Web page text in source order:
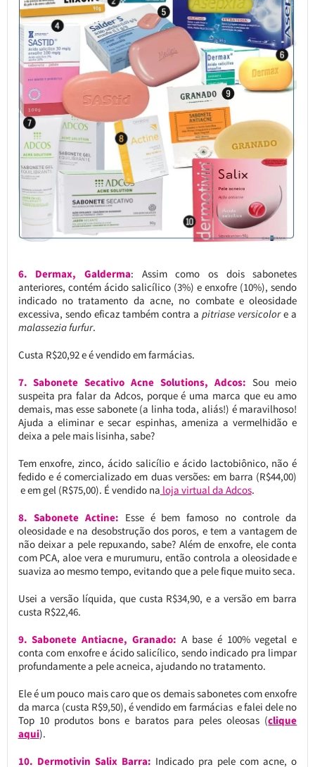
6. Dermax, Galderma: Assim como os dois sabonetes
anteriores, contém ácido salicílico (3%) e enxofre (10%), sendo
indicado no tratamento da acne, no combate e oleosidade
excessiva, sendo eficaz também contra apitriase versicolore a
malassezia furfur.
Custa R$20,92 e é vendido em farmácias.
7. Sabonete Secativo Acne Solutions, Adcos: Sou meio
suspeita pra falar da Adcos, porque é uma marca que eu amo
demais, mas esse sabonete (a linha toda, aliás!) é maravilhoso!
Ajuda a eliminar e secar espinhas, ameniza a vermelhidão e
deixa a pele mais lisinha, sabe?
Tem enxofre, zinco, ácido salicílio e ácido lactobiônico, não é
fedido e é comercializado em duas versões: em barra (R$44,00)
e em gel (R$75,00). É vendido na loja virtual da Adcos.
8. Sabonete Actine: Esse é bem famoso no controle da
oleosidade e na desobstrução dos poros, e tem a vantagem de
não deixar a pele repuxando, sabe? Além de enxofre, ele conta
com PCA, aloe vera e murumuru, então controla a oleosidade e
suaviza ao mesmo tempo, evitando que a pele fique muito seca.
Usei a versão líquida, que custa R$34,90, e a versão em barra
custa R$22,46.
9. Sabonete Antiacne, Granado: A base é 100% vegetal e
conta com enxofre e ácido salicílico, sendo indicado pra limpar
profundamente a pele acneica, ajudando no tratamento.
Ele é um pouco mais caro que os demais sabonetes com enxofre
da marca (custa R$9,50), é vendido em farmácias e falei dele no
Top 10 produtos bons e baratos para peles oleosas (clique
aqui).
10. Dermotivin Salix Barra: Indicado pra pele com acne, o